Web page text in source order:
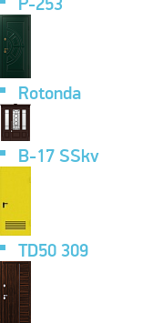
Rotonda
B-17 SSkv
TD50 309